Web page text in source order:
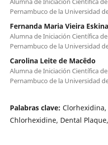
Pernambuco de la Universidad
Fernanda Maria Vieira
Alumna de Iniciación Científica
Pernambuco de la Universidad
Carolina Leite de Macêdo
Alumna de Iniciación Científica
Pernambuco de la Universidad
Palabras clave:
Chlorhexidine, Dental